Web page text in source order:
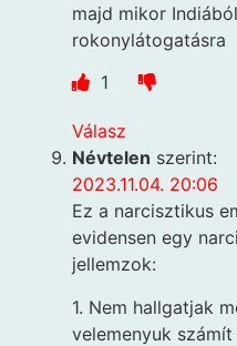
majd mikor
rokonylátogatásra
1
Válasz
Névtelen szerint:
2023.11.04. 20:06
Ez a narcisztikus
evidensen egy
jellemzok:
1. Nem hallgatjak
velemenyuk számít